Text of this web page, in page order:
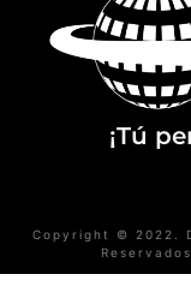
¡Tú
Copyright © 2022.
Reservados